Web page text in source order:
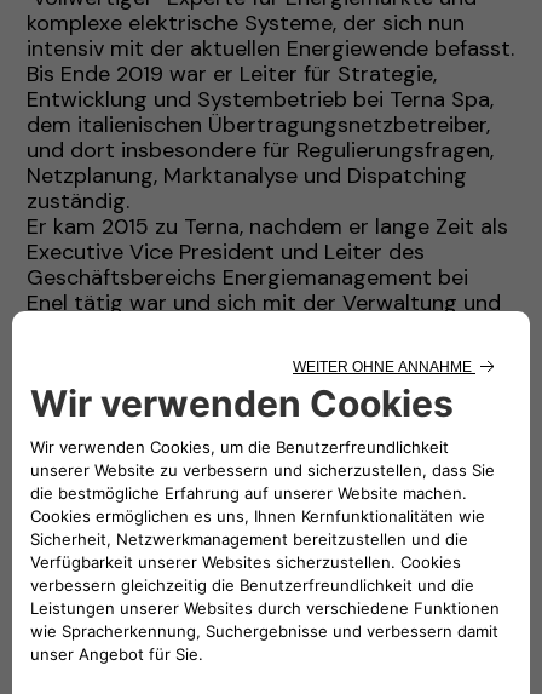
komplexe elektrische Systeme, der sich nun
intensiv mit der aktuellen Energiewende befasst.
Bis Ende 2019 war er Leiter für Strategie,
Entwicklung und Systembetrieb bei Terna Spa,
dem italienischen Übertragungsnetzbetreiber,
und dort insbesondere für Regulierungsfragen,
Netzplanung, Marktanalyse und Dispatching
zuständig.
Er kam 2015 zu Terna, nachdem er lange Zeit als
Executive Vice President und Leiter des
Geschäftsbereichs Energiemanagement bei
Enel tätig war und sich mit der Verwaltung und
Erzeugungsportfolios sowie mit dem Handel
von Rohstoffen auf den europäischen Märkten
befasst hatte.
eintrat, war er seit 1988 in verschiedenen
Bereichen des Netzes und der
Stromübertragungsleitungen tätig (Planung,
Bau, Kontrolle). Von 1984 bis 1987 war er bei der
ENI-Gruppe tätig, wo er sich mit der Planung
von Turbogaskraftwerken und dem
Auftragsmanagement (schlüsselfertige
Verträge) befasste.
Luigi Michi schloss 1983 sein Studium der